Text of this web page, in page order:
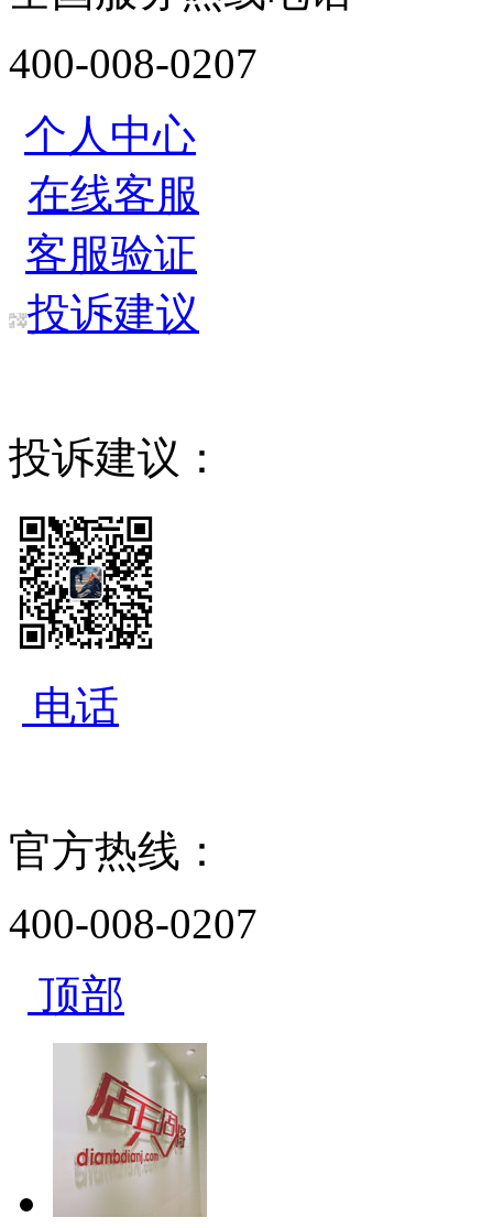
400-008-0207
个人中心
在线客服
客服验证
投诉建议
投诉建议：
电话
官方热线：
400-008-0207
顶部